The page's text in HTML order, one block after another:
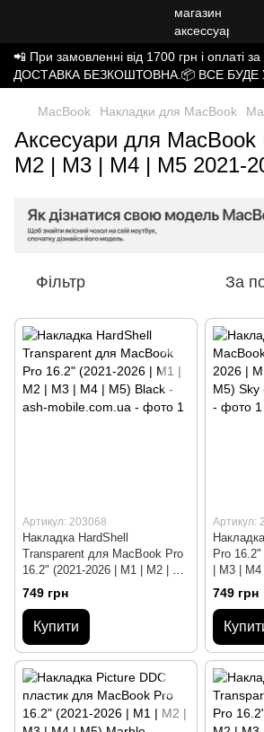
📲 При замовленні від 1700 грн і оплаті
ДОСТАВКА БЕЗКОШТОВНА.📦 ВСЕ БУДЕ
MacBook Накладки для MacBook
Аксесуари для
М2 | M3 | M4 | M5 2021-
Фільтр За
Артикул: 203068
Накладка HardShell
Transparent для MacBook Pro
16.2" (2021-2026 | M1 | M2 | M3
| M4 | M5) Black
749 грн
Купити
Артикул:
Pro
| M3 |
749 грн